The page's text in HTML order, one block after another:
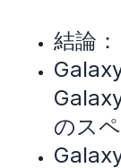
結論
のス